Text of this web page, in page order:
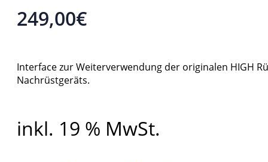
249,00€
Interface zur Weiterverwendung der originalen HIGH
Nachrüstgeräts.
inkl. 19 % MwSt.